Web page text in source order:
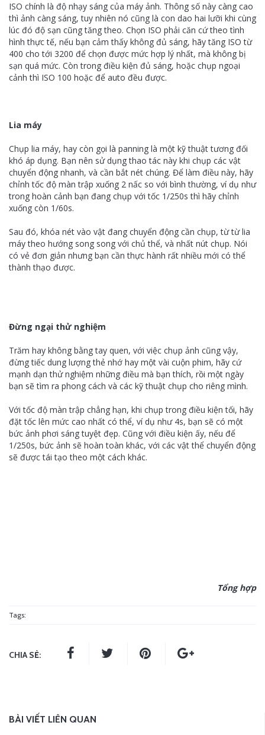
ISO chính là độ nhạy sáng của máy ảnh. Thông số này càng cao
thì ảnh càng sáng, tuy nhiên nó cũng là con dao hai lưỡi khi cùng
lúc đó độ sạn cũng tăng theo. Chọn ISO phải căn cứ theo tình
hình thực tế, nếu bạn cảm thấy không đủ sáng, hãy tăng ISO từ
400 cho tới 3200 để chọn được mức hợp lý nhất, mà không bị
sạn quá mức. Còn trong điều kiện đủ sáng, hoặc chụp ngoại
cảnh thì ISO 100 hoặc để auto đều được.
Lia máy
Chụp lia máy, hay còn gọi là panning là một kỹ thuật tương đối
khó áp dụng. Bạn nên sử dụng thao tác này khi chụp các vật
chuyển động nhanh, và cần bắt nét chúng. Để làm điều này, hãy
chỉnh tốc độ màn trập xuống 2 nấc so với bình thường, ví dụ như
trong hoàn cảnh bạn đang chụp với tốc 1/250s thì hãy chỉnh
xuống còn 1/60s.
Sau đó, khóa nét vào vật đang chuyển động cần chụp, từ từ lia
máy theo hướng song song với chủ thể, và nhất nút chụp. Nói
có vẻ đơn giản nhưng bạn cần thực hành rất nhiều mới có thể
thành thạo được.
Đừng ngại thử nghiệm
Trăm hay không bằng tay quen, với việc chụp ảnh cũng vậy,
đừng tiếc dung lượng thẻ nhớ hay một vài cuộn phim, hãy cứ
mạnh dạn thử nghiệm những điều mà bạn thích, rồi một ngày
bạn sẽ tìm ra phong cách và các kỹ thuật chụp cho riêng mình.
Với tốc độ màn trập chẳng hạn, khi chụp trong điều kiện tối, hãy
đặt tốc lên mức cao nhất có thể, ví dụ như 4s, bạn sẽ có một
bức ảnh phơi sáng tuyệt đẹp. Cũng với điều kiện ấy, nếu để
1/250s, bức ảnh sẽ hoàn toàn khác, với các vật thể chuyển động
sẽ được tái tạo theo một cách khác.
Tổng hợp
Tags:
CHIA SẺ:
BÀI VIẾT LIÊN QUAN